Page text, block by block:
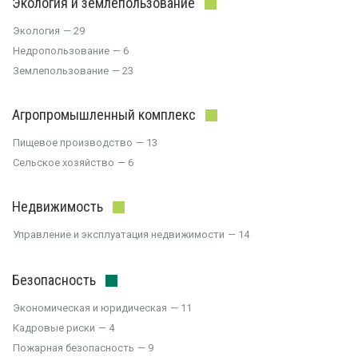
Экология
29
Недропользование
6
Землепользование
23
Агропромышленный комплекс
Пищевое производство
13
Сельское хозяйство
6
Недвижимость
Управление и эксплуатация недвижимости 14
Безопасность
Экономическая и юридическая
11
Кадровые риски
4
Пожарная безопасность
9